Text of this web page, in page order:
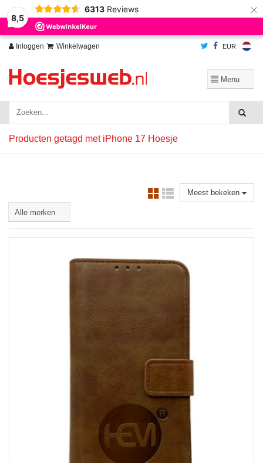
8,5
6313 Reviews ×
Inloggen Winkelwagen EUR
Producten getagd met iPhone 17 Hoesje
Meest bekeken
Wij slaan cookies op om onze website te verbeteren. Is dat akkoord?
Ja
Nee